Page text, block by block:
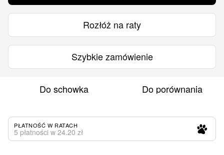
Rozłóż na raty
Szybkie zamówienie
Do schowka Do porównania
PŁATNOŚĆ W RATACH
5 płatności w 24.20 zł